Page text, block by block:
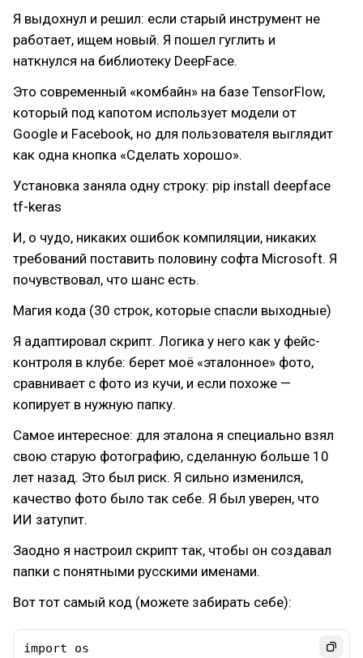
Я выдохнул и решил: если старый инструмент не
работает, ищем новый. Я пошел гуглить и
наткнулся на библиотеку DeepFace.
Это современный «комбайн» на базе TensorFlow,
который под капотом использует модели от
Google и Facebook, но для пользователя выглядит
как одна кнопка «Сделать хорошо».
Установка заняла одну строку: pip install deepface
tf-keras
И, о чудо, никаких ошибок компиляции, никаких
требований поставить половину софта Microsoft. Я
почувствовал, что шанс есть.
Магия кода (30 строк, которые спасли выходные)
Я адаптировал скрипт. Логика у него как у фейс-
контроля в клубе: берет моё «эталонное» фото,
сравнивает с фото из кучи, и если похоже —
копирует в нужную папку.
Самое интересное: для эталона я специально взял
свою старую фотографию, сделанную больше 10
лет назад. Это был риск. Я сильно изменился,
качество фото было так себе. Я был уверен, что
ИИ затупит.
Заодно я настроил скрипт так, чтобы он создавал
папки с понятными русскими именами.
Вот тот самый код (можете забирать себе):
import os